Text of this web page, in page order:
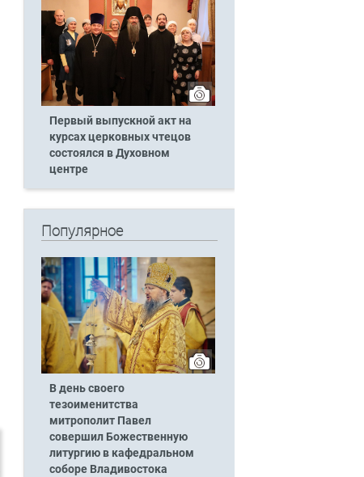
Первый выпускной акт на
курсах церковных чтецов
состоялся в Духовном
центре
Популярное
В день своего
тезоименитства
митрополит Павел
совершил Божественную
литургию в кафедральном
соборе Владивостока